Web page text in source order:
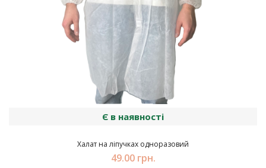
Є в наявності
Халат на ліпучках одноразовий
49.00 грн.